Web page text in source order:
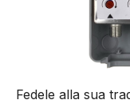
Fedele alla sua